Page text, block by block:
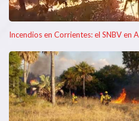
Incendios en Corrientes: el SNBV en